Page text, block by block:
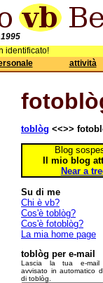
identificato!
attività
toblòg <<>>
Blog
Il mio blog
Near a
Su di me
Chi è vb?
Cos'è toblòg?
Cos'è fotoblòg?
La mia home page
toblòg per e-mail
Lascia la tua e-mail
avvisato in automatico
di toblòg.